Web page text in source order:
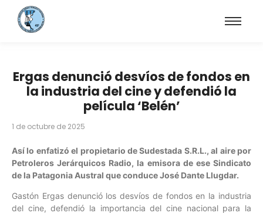
Ergas denunció desvíos de fondos en
la industria del cine y defendió la
película ‘Belén’
1 de octubre de 2025
Así lo enfatizó el propietario de Sudestada S.R.L., al aire por
Petroleros Jerárquicos Radio, la emisora de ese Sindicato
de la Patagonia Austral que conduce José Dante Llugdar.
Gastón Ergas denunció los desvíos de fondos en la industria
del cine, defendió la importancia del cine nacional para la